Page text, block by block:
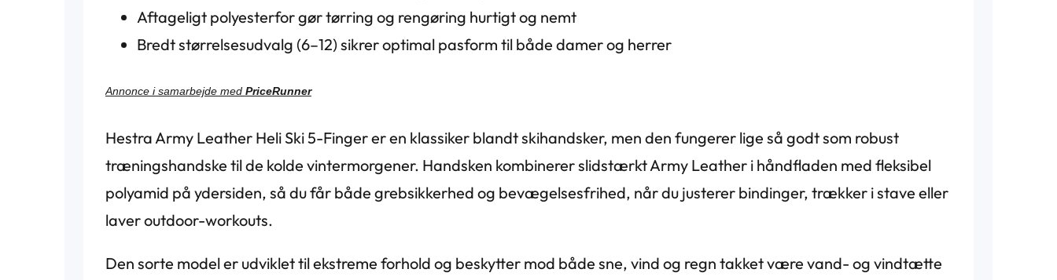
Aftageligt polyesterfor gør tørring og rengøring hurtigt og nemt
Bredt størrelsesudvalg (6–12) sikrer optimal pasform til både damer og herrer
Annonce i samarbejde med PriceRunner
Hestra Army Leather Heli Ski 5-Finger er en klassiker blandt skihandsker, men den fungerer lige så godt som robust
træningshandske til de kolde vintermorgener. Handsken kombinerer slidstærkt Army Leather i håndfladen med fleksibel
polyamid på ydersiden, så du får både grebsikkerhed og bevægelsesfrihed, når du justerer bindinger, trækker i stave eller
laver outdoor-workouts.
Den sorte model er udviklet til ekstreme forhold og beskytter mod både sne, vind og regn takket være vand- og vindtætte